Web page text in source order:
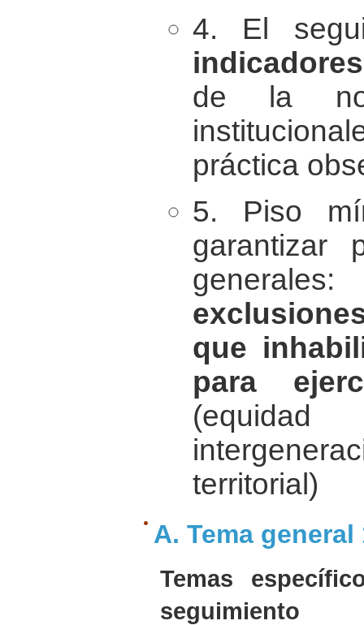
4. El
de la
práctica
5. Piso
garantizar
que
para
territorial)
A. Tema
Temas
seguimiento